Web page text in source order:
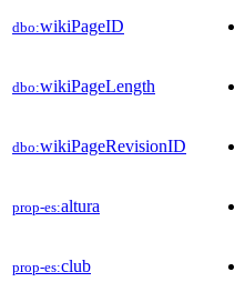
dbo:wikiPageID
dbo:wikiPageLength
dbo:wikiPageRevisionID
prop-es:altura
prop-es:club